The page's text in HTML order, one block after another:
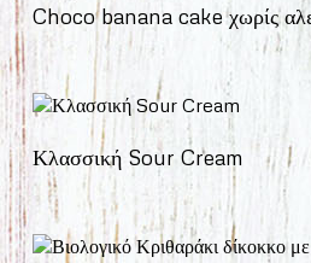
Choco banana cake χωρίς
Κλασσική Sour Cream